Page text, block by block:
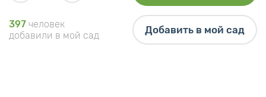
397 человек
добавили в мой сад
Добавить в мой сад